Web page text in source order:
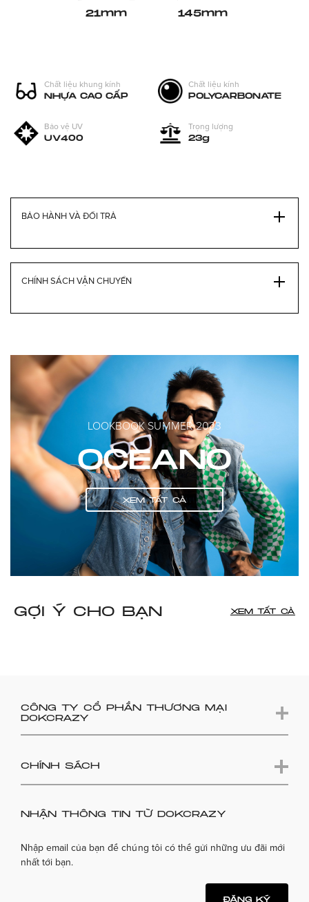
21mm 145mm
Chất liệu khung kính
NHỰA CAO CẤP
Chất liệu kính
POLYCARBONATE
Bảo vệ UV
UV400
Trọng lượng
23g
BẢO HÀNH VÀ ĐỔI TRẢ
CHÍNH SÁCH VẬN CHUYỂN
LOOKBOOK SUMMER 2023
OCEANO
XEM TẤT CẢ
GỢI Ý CHO BẠN XEM TẤT CẢ
CÔNG TY CỔ PHẦN THƯƠNG MẠI
DOKCRAZY
CHÍNH SÁCH
NHẬN THÔNG TIN TỪ DOKCRAZY
Nhập email của bạn để chúng tôi có thể gửi những ưu đãi mới
nhất tới bạn.
ĐĂNG KÝ